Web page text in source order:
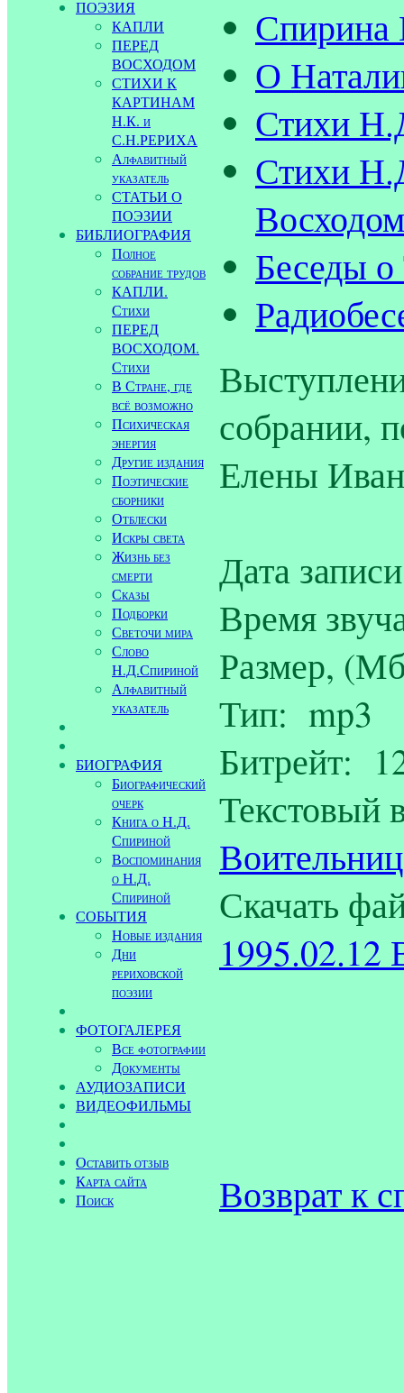
ПОЭЗИЯ
КАПЛИ
ПЕРЕД
ВОСХОДОМ
СТИХИ К
КАРТИНАМ
Н.К. и
С.Н.РЕРИХА
Алфавитный
указатель
СТАТЬИ О
ПОЭЗИИ
БИБЛИОГРАФИЯ
Полное
собрание трудов
КАПЛИ.
Стихи
ПЕРЕД
ВОСХОДОМ.
Стихи
В Стране, где
всё возможно
Психическая
энергия
Другие издания
Поэтические
сборники
Отблески
Искры света
Жизнь без
смерти
Сказы
Подборки
Светочи мира
Слово
Н.Д.Спириной
Алфавитный
указатель
БИОГРАФИЯ
Биографический
очерк
Книга о Н.Д.
Спириной
Воспоминания
о Н.Д.
Спириной
СОБЫТИЯ
Новые издания
Дни
рериховской
поэзии
ФОТОГАЛЕРЕЯ
Все фотографии
Документы
АУДИОЗАПИСИ
ВИДЕОФИЛЬМЫ
Оставить отзыв
Карта сайта
Поиск
Спирина
О
Стихи
Стихи
Беседы
собрании,
Елены
Дата
Время
Размер,
Тип: mp3
Битрейт:
Текстовый
Скачать
1995.02.12
Возврат к